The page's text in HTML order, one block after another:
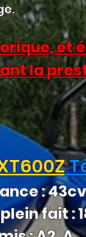
et
la
: 43cv
fait :